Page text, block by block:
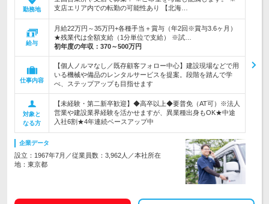
勤務地
支店エリア内での転勤の可能性あり 【北海…
給与
月給22万円～35万円+各種手当＋賞与（年2回※賞与3.6ヶ月）
★残業代は全額支給（1分単位で支給） ※試…
初年度の年収： 370～500万円
仕事内容
【個人ノルマなし／既存顧客フォロー中心】建設現場などで用
いる機械や備品のレンタルサービスを提案。段階を踏んで学
べ、ステップアップも目指せます
対象と
なる方
【未経験・第二新卒歓迎】◆高卒以上◆要普免（AT可）※法人
営業や建設業界経験を活かせますが、異業種出身もOK★中途
入社6割★4年連続ベースアップ中
企業データ
設立：1967年7月／従業員数：3,962人／本社所在
地：東京都